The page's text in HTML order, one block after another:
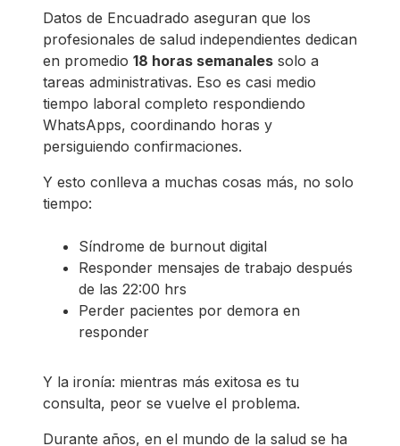
Datos de Encuadrado aseguran que los
profesionales de salud independientes dedican
en promedio 18 horas semanales solo a
tareas administrativas. Eso es casi medio
tiempo laboral completo respondiendo
WhatsApps, coordinando horas y
persiguiendo confirmaciones.
Y esto conlleva a muchas cosas más, no solo
tiempo:
Síndrome de burnout digital
Responder mensajes de trabajo después
de las 22:00 hrs
Perder pacientes por demora en
responder
Y la ironía: mientras más exitosa es tu
consulta, peor se vuelve el problema.
Durante años, en el mundo de la salud se ha